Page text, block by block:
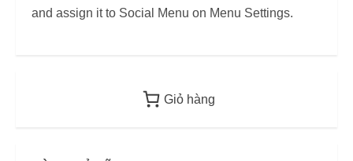
and assign it to Social Menu on Menu Settings.
Giỏ hàng